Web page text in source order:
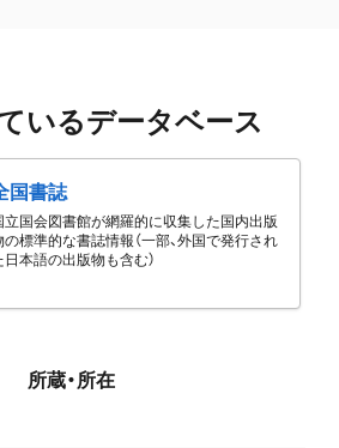
いるデータベース
国書誌
立国会図書館が網羅的に収集した国内出版
の標準的な書誌情報（一部、外国で発行され
日本語の出版物も含む）
所蔵・所在